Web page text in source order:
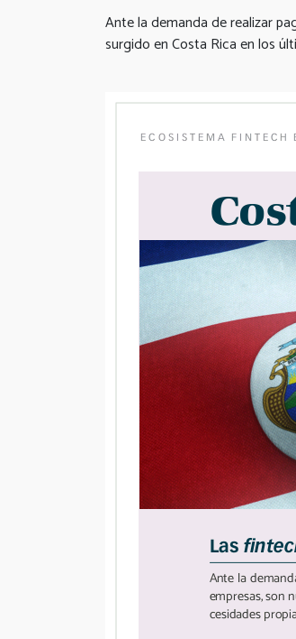
Ante la demanda de realizar
surgido en Costa Rica en los